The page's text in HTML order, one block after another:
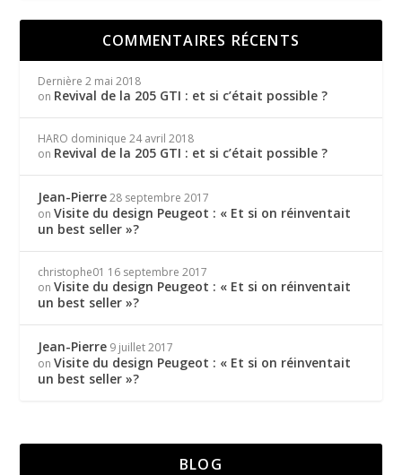
COMMENTAIRES RÉCENTS
Dernière 2 mai 2018
on Revival de la 205 GTI : et si c’était possible ?
HARO dominique 24 avril 2018
on Revival de la 205 GTI : et si c’était possible ?
Jean-Pierre 28 septembre 2017
onVisite du design Peugeot : « Et si on réinventait
un best seller »?
christophe01 16 septembre 2017
onVisite du design Peugeot : « Et si on réinventait
un best seller »?
Jean-Pierre 9 juillet 2017
onVisite du design Peugeot : « Et si on réinventait
un best seller »?
BLOG